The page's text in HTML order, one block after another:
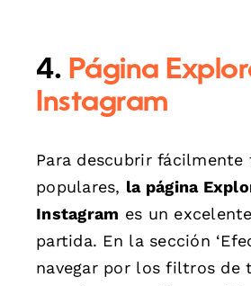
4. Página
Instagram
Para descubrir
populares, la página
Instagram es un
partida. En la sección
navegar por los filtros de